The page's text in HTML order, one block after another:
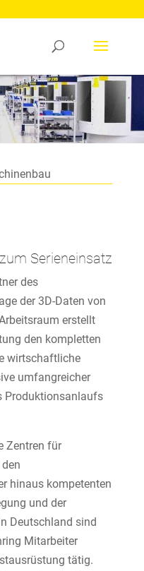
Serieneinsatz
des
der 3D-Daten von
erstellt
den kompletten
wirtschaftliche
umfangreicher
Produktionsanlaufs
Zentren für
hinaus kompetenten
und der
Deutschland sind
Mitarbeiter
tätig.